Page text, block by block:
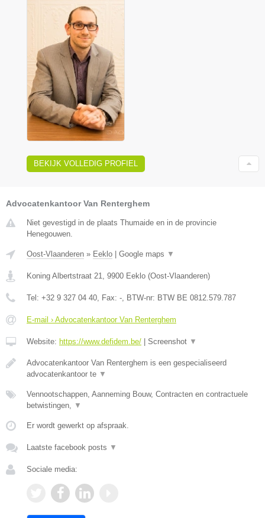
BEKIJK VOLLEDIG PROFIEL
Advocatenkantoor Van Renterghem
Niet gevestigd in de plaats Thumaide en in de provincie
Henegouwen.
Oost-Vlaanderen » Eeklo Google maps ▼
Koning Albertstraat 21 9900 Eeklo (Oost-Vlaanderen)
Tel: +32 9 327 04 40 , Fax: - , BTW-nr: BTW BE 0812.579.787
E-mail › Advocatenkantoor Van Renterghem
Website: https://www.defidem.be/ Screenshot ▼
Advocatenkantoor Van Renterghem is een gespecialiseerd
advocatenkantoor te ▼
Vennootschappen, Aanneming Bouw, Contracten en contractuele
betwistingen,
▼
Er wordt gewerkt op afspraak.
Laatste facebook posts ▼
Sociale media: